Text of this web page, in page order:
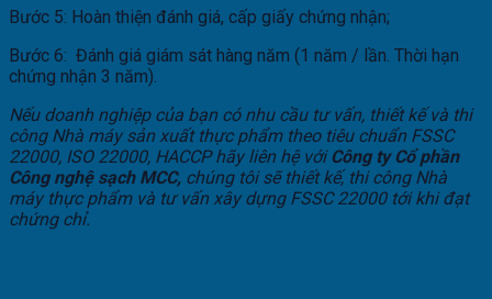
Bước 5: Hoàn thiện đánh giá, cấp giấy chứng nhận;
Bước 6: Đánh giá giám sát hàng năm (1 năm / lần. Thời hạn
chứng nhận 3 năm).
Nếu doanh nghiệp của bạn có nhu cầu tư vấn, thiết kế và thi
công Nhà máy sản xuất thực phẩm theo tiêu chuẩn FSSC
22000, ISO 22000, HACCP hãy liên hệ với Công ty Cổ phần
Công nghệ sạch MCC, chúng tôi sẽ thiết kế, thi công Nhà
máy thực phẩm và tư vấn xây dựng FSSC 22000 tới khi đạt
chứng chỉ.